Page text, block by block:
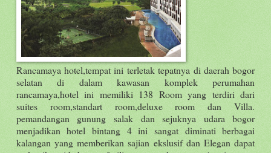
Rancamaya hotel,tempat ini terletak tepatnya di daerah bogor
selatan di dalam kawasan komplek perumahan
rancamaya,hotel ini memiliki 138 Room yang terdiri dari
suites room,standart room,deluxe room dan Villa.
pemandangan gunung salak dan sejuknya udara bogor
menjadikan hotel bintang 4 ini sangat diminati berbagai
kalangan yang memberikan sajian ekslusif dan Elegan dapat